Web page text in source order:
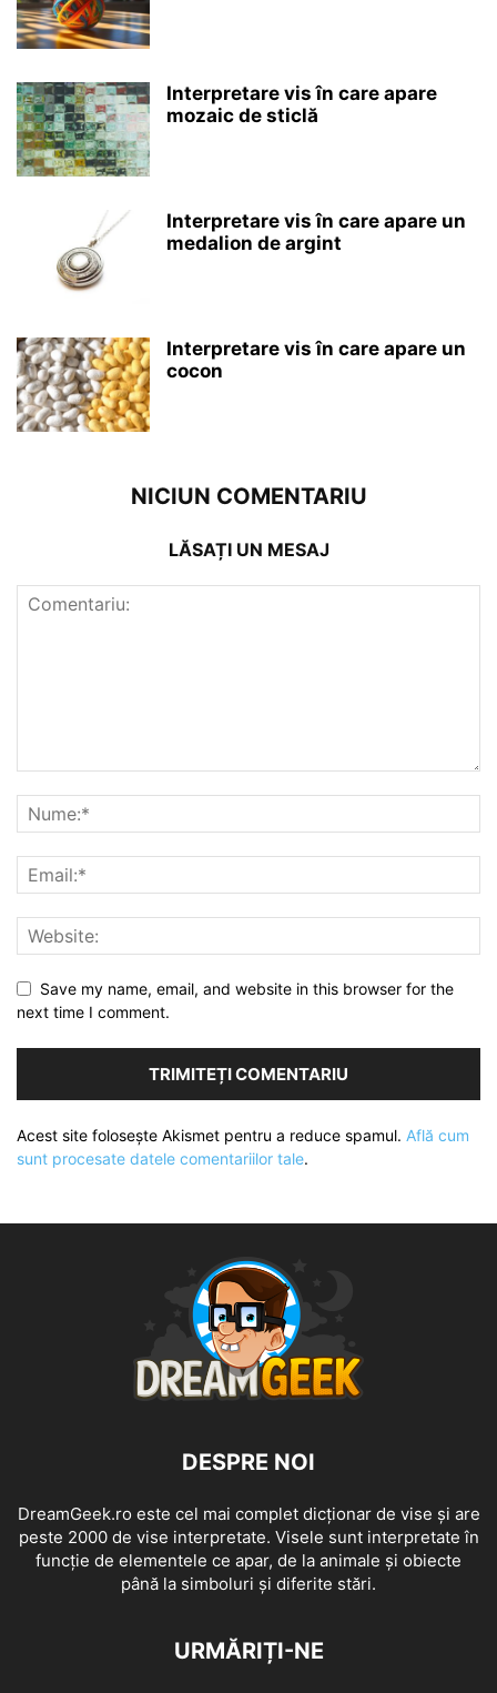
Interpretare vis în care apare
mozaic de sticlă
Interpretare vis în care apare un
medalion de argint
Interpretare vis în care apare un
cocon
NICIUN COMENTARIU
LĂSAȚI UN MESAJ
Save my name, email, and website in this browser for the
next time I comment.
Acest site folosește Akismet pentru a reduce spamul. Află cum
sunt procesate datele comentariilor tale.
DESPRE NOI
DreamGeek.ro este cel mai complet dicționar de vise și are
peste 2000 de vise interpretate. Visele sunt interpretate în
funcție de elementele ce apar, de la animale și obiecte
până la simboluri și diferite stări.
URMĂRIȚI-NE